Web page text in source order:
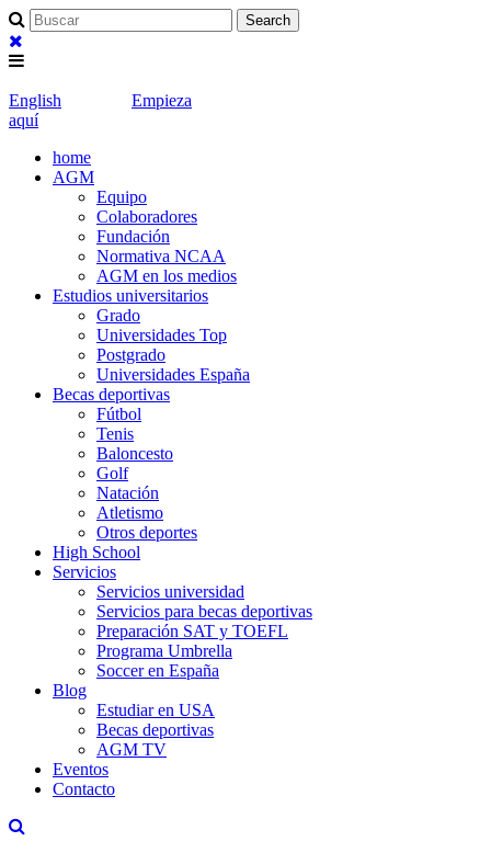
English
Empieza
aquí
home
AGM
Equipo
Colaboradores
Fundación
Normativa NCAA
AGM en los medios
Estudios universitarios
Grado
Universidades Top
Postgrado
Universidades España
Becas deportivas
Fútbol
Tenis
Baloncesto
Golf
Natación
Atletismo
Otros deportes
High School
Servicios
Servicios universidad
Servicios para becas deportivas
Preparación SAT y TOEFL
Programa Umbrella
Soccer en España
Blog
Estudiar en USA
Becas deportivas
AGM TV
Eventos
Contacto